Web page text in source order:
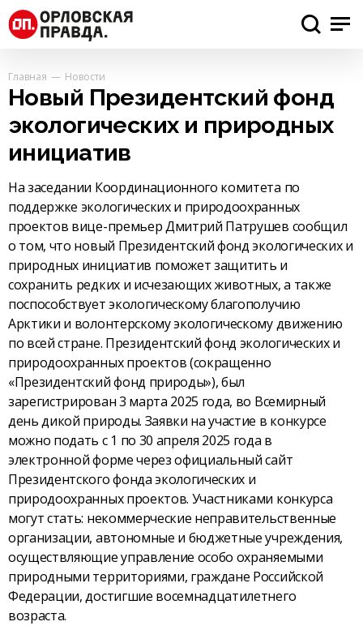
Главная Новости
Новый Президентский фонд
экологических и природных
инициатив
На заседании Координационного комитета по
поддержке экологических и природоохранных
проектов вице-премьер Дмитрий Патрушев сообщил
о том, что новый Президентский фонд экологических и
природных инициатив поможет защитить и
сохранить редких и исчезающих животных, а также
поспособствует экологическому благополучию
Арктики и волонтерскому экологическому движению
по всей стране. Президентский фонд экологических и
природоохранных проектов (сокращенно
«Президентский фонд природы»), был
зарегистрирован 3 марта 2025 года, во Всемирный
день дикой природы. Заявки на участие в конкурсе
можно подать с 1 по 30 апреля 2025 года в
электронной форме через официальный сайт
Президентского фонда экологических и
природоохранных проектов. Участниками конкурса
могут стать: некоммерческие неправительственные
организации, автономные и бюджетные учреждения,
осуществляющие управление особо охраняемыми
природными территориями, граждане Российской
Федерации, достигшие восемнадцатилетнего
возраста.